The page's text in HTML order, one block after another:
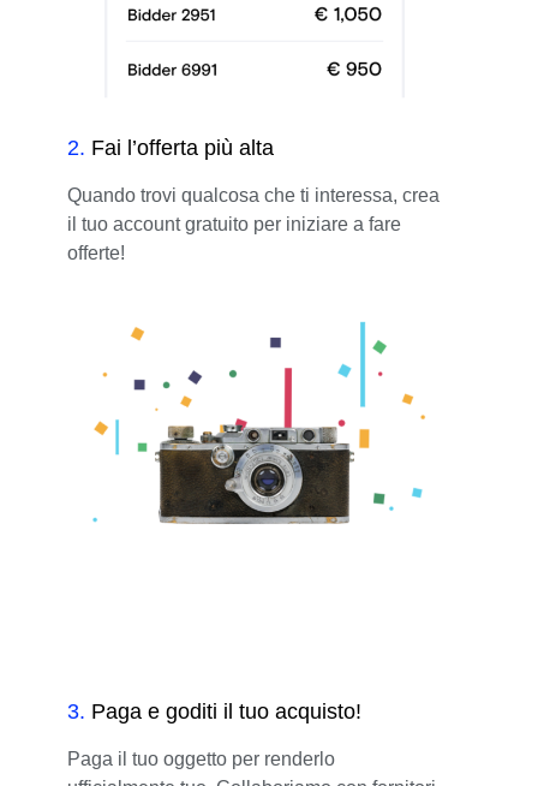
2. Fai l’offerta più alta
Quando trovi qualcosa che ti interessa, crea
il tuo account gratuito per iniziare a fare
offerte!
3. Paga e goditi il tuo acquisto!
Paga il tuo oggetto per renderlo